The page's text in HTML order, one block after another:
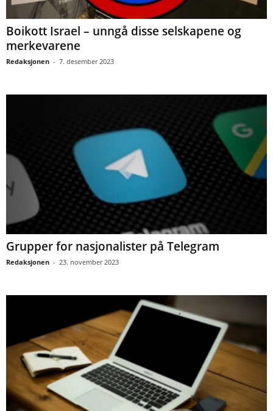
Boikott Israel – unngå disse selskapene og
merkevarene
Redaksjonen - 7. desember 2023
Grupper for nasjonalister på Telegram
Redaksjonen - 23. november 2023